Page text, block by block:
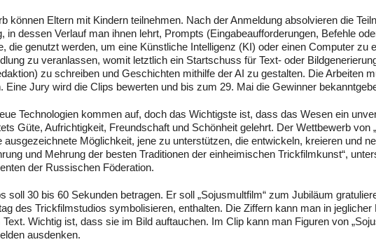
können Eltern mit Kindern teilnehmen. Nach der Anmeldung absolvieren die
in dessen Verlauf man ihnen lehrt, Prompts (Eingabeaufforderungen, Befehle
die genutzt werden, um eine Künstliche Intelligenz (KI) oder einen Computer zu
zu veranlassen, womit letztlich ein Startschuss für Text- oder
zu schreiben und Geschichten mithilfe der AI zu gestalten. Die Arbeiten
Eine Jury wird die Clips bewerten und bis zum 29. Mai die Gewinner
Technologien kommen auf, doch das Wichtigste ist, dass das Wesen ein
Güte, Aufrichtigkeit, Freundschaft und Schönheit gelehrt. Der Wettbewerb von
ausgezeichnete Möglichkeit, jene zu unterstützen, die entwickeln, kreieren und
und Mehrung der besten Traditionen der einheimischen Trickfilmkunst“,
der Russischen Föderation.
soll 30 bis 60 Sekunden betragen. Er soll „Sojusmultfilm“ zum Jubiläum
des Trickfilmstudios symbolisieren, enthalten. Die Ziffern kann man in
Wichtig ist, dass sie im Bild auftauchen. Im Clip kann man Figuren von
ausdenken.